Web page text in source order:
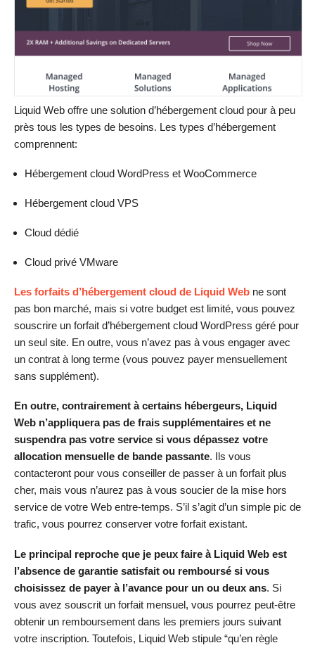
Liquid Web offre une solution d’hébergement cloud pour à peu
près tous les types de besoins. Les types d’hébergement
comprennent:
Hébergement cloud WordPress et WooCommerce
Hébergement cloud VPS
Cloud dédié
Cloud privé VMware
Les forfaits d’hébergement cloud de Liquid Web ne sont
pas bon marché, mais si votre budget est limité, vous pouvez
souscrire un forfait d’hébergement cloud WordPress géré pour
un seul site. En outre, vous n’avez pas à vous engager avec
un contrat à long terme (vous pouvez payer mensuellement
sans supplément).
En outre, contrairement à certains hébergeurs, Liquid
Web n’appliquera pas de frais supplémentaires et ne
suspendra pas votre service si vous dépassez votre
allocation mensuelle de bande passante. Ils vous
contacteront pour vous conseiller de passer à un forfait plus
cher, mais vous n’aurez pas à vous soucier de la mise hors
service de votre Web entre-temps. S’il s’agit d’un simple pic de
trafic, vous pourrez conserver votre forfait existant.
Le principal reproche que je peux faire à Liquid Web est
l’absence de garantie satisfait ou remboursé si vous
choisissez de payer à l’avance pour un ou deux ans. Si
vous avez souscrit un forfait mensuel, vous pourrez peut-être
obtenir un remboursement dans les premiers jours suivant
votre inscription. Toutefois, Liquid Web stipule “qu’en règle